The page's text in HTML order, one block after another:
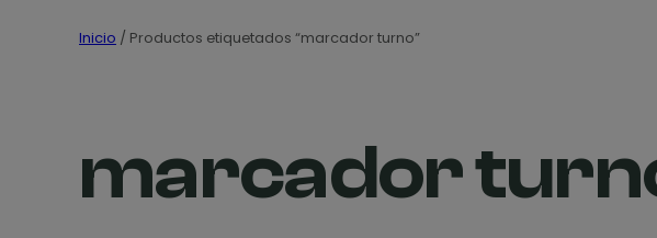
Inicio / Productos etiquetados “marcador turno”
marcador